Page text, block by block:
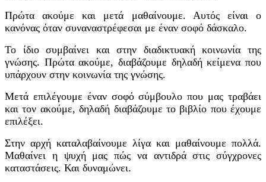
Πρώτα ακούμε και μετά μαθαίνουμε. Αυτός είναι ο
κανόνας όταν συναναστρέφεσαι με έναν σοφό δάσκαλο.
Το ίδιο συμβαίνει και στην διαδικτυακή κοινωνία της
γνώσης. Πρώτα ακούμε, διαβάζουμε δηλαδή κείμενα που
υπάρχουν στην κοινωνία της γνώσης.
Μετά επιλέγουμε έναν σοφό σύμβουλο που μας τραβάει
και τον ακούμε, δηλαδή διαβάζουμε το βιβλίο που έχουμε
επιλέξει.
Στην αρχή καταλαβαίνουμε λίγα και μαθαίνουμε πολλά.
Μαθαίνει η ψυχή μας πώς να αντιδρά στις σύγχρονες
καταστάσεις. Και δυναμώνει.